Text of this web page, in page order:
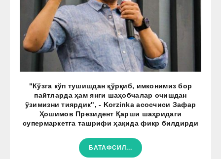
"Кўзга кўп тушишдан қўрқиб, имконимиз бор
пайтларда ҳам янги шаҳобчалар очишдан
ўзимизни тиярдик", - Korzinka асосчиси Зафар
Ҳошимов Президент Қарши шаҳридаги
супермаркетга ташрифи ҳақида фикр билдирди
БАТАФСИЛ...